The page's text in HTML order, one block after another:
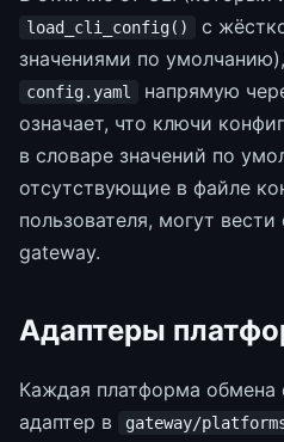
load_cli_config()
с
значениями по
config.yaml
напрямую
означает, что ключи
в словаре значений по
отсутствующие в файле
пользователя, могут
gateway.
Адаптеры
Каждая платформа
адаптер в
gateway/